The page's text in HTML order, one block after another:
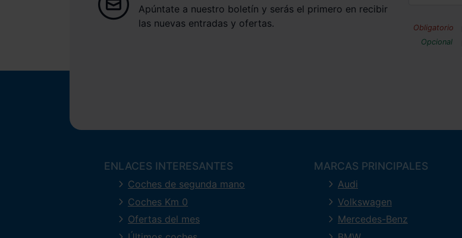
Apúntate a nuestro boletín y serás el primero en recibir
las nuevas entradas y ofertas.
ENLACES INTERESANTES
Coches de segunda mano
Coches Km 0
Ofertas del mes
MARCAS PRINCIPALES
Audi
Volkswagen
Mercedes-Benz